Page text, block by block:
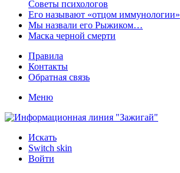
Советы психологов
Его называют «отцом иммунологии»
Мы назвали его Рыжиком…
Маска черной смерти
Правила
Контакты
Обратная связь
Меню
Искать
Switch skin
Войти